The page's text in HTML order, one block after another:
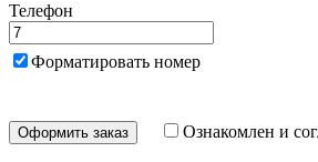
Телефон
Форматировать номер
Ознакомлен и